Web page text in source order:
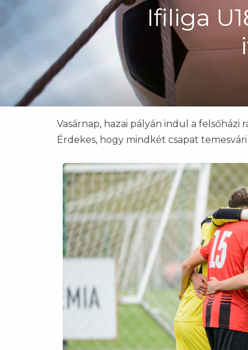
Ifiliga
Vasárnap, hazai pályán indul a felsőházi
Érdekes, hogy mindkét csapat